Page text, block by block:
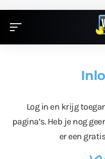
Log in en krijg
pagina’s. Heb je nog
er een